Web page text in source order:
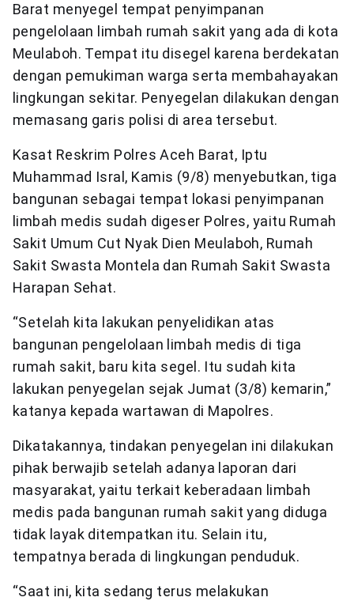
Barat menyegel tempat penyimpanan
pengelolaan limbah rumah sakit yang ada di kota
Meulaboh. Tempat itu disegel karena berdekatan
dengan pemukiman warga serta membahayakan
lingkungan sekitar. Penyegelan dilakukan dengan
memasang garis polisi di area tersebut.
Kasat Reskrim Polres Aceh Barat, Iptu
Muhammad Isral, Kamis (9/8) menyebutkan, tiga
bangunan sebagai tempat lokasi penyimpanan
limbah medis sudah digeser Polres, yaitu Rumah
Sakit Umum Cut Nyak Dien Meulaboh, Rumah
Sakit Swasta Montela dan Rumah Sakit Swasta
Harapan Sehat.
“Setelah kita lakukan penyelidikan atas
bangunan pengelolaan limbah medis di tiga
rumah sakit, baru kita segel. Itu sudah kita
lakukan penyegelan sejak Jumat (3/8) kemarin,”
katanya kepada wartawan di Mapolres.
Dikatakannya, tindakan penyegelan ini dilakukan
pihak berwajib setelah adanya laporan dari
masyarakat, yaitu terkait keberadaan limbah
medis pada bangunan rumah sakit yang diduga
tidak layak ditempatkan itu. Selain itu,
tempatnya berada di lingkungan penduduk.
“Saat ini, kita sedang terus melakukan